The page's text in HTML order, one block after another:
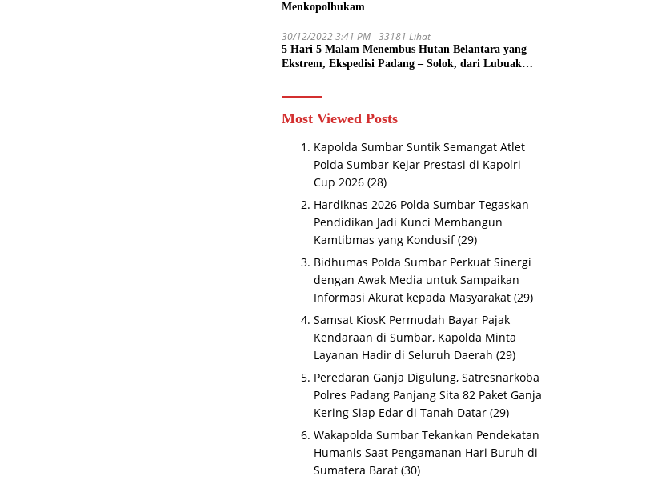
Menkopolhukam
30/12/2022 3:41 PM 33181 Lihat
5 Hari 5 Malam Menembus Hutan Belantara yang
Ekstrem, Ekspedisi Padang – Solok, dari Lubuak
Most Viewed Posts
Kapolda Sumbar Suntik Semangat Atlet
Polda Sumbar Kejar Prestasi di Kapolri
Cup 2026 (28)
Hardiknas 2026 Polda Sumbar Tegaskan
Pendidikan Jadi Kunci Membangun
Kamtibmas yang Kondusif (29)
Bidhumas Polda Sumbar Perkuat Sinergi
dengan Awak Media untuk Sampaikan
Informasi Akurat kepada Masyarakat (29)
Samsat KiosK Permudah Bayar Pajak
Kendaraan di Sumbar, Kapolda Minta
Layanan Hadir di Seluruh Daerah (29)
Peredaran Ganja Digulung, Satresnarkoba
Polres Padang Panjang Sita 82 Paket Ganja
Kering Siap Edar di Tanah Datar (29)
Wakapolda Sumbar Tekankan Pendekatan
Humanis Saat Pengamanan Hari Buruh di
Sumatera Barat (30)